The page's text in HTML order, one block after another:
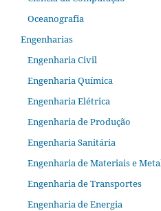
Oceanografia
Engenharias
Engenharia Civil
Engenharia Química
Engenharia Elétrica
Engenharia de Produção
Engenharia Sanitária
Engenharia de Materiais e
Engenharia de Transportes
Engenharia de Energia